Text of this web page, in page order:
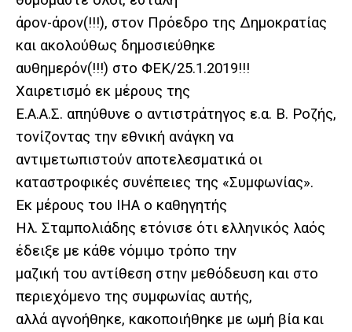
άρον-άρον(!!!), στον Πρόεδρο της Δημοκρατίας
και ακολούθως δημοσιεύθηκε
αυθημερόν(!!!) στο ΦΕΚ/25.1.2019!!!
Χαιρετισμό εκ μέρους της
Ε.Α.Α.Σ. απηύθυνε ο αντιστράτηγος ε.α. Β. Ροζής,
τονίζοντας την εθνική ανάγκη να
αντιμετωπιστούν αποτελεσματικά οι
καταστροφικές συνέπειες της «Συμφωνίας».
Εκ μέρους του ΙΗΑ ο καθηγητής
Ηλ. Σταμπολιάδης ετόνισε ότι ελληνικός λαός
έδειξε με κάθε νόμιμο τρόπο την
μαζική του αντίθεση στην μεθόδευση και στο
περιεχόμενο της συμφωνίας αυτής,
αλλά αγνοήθηκε, κακοποιήθηκε με ωμή βία και